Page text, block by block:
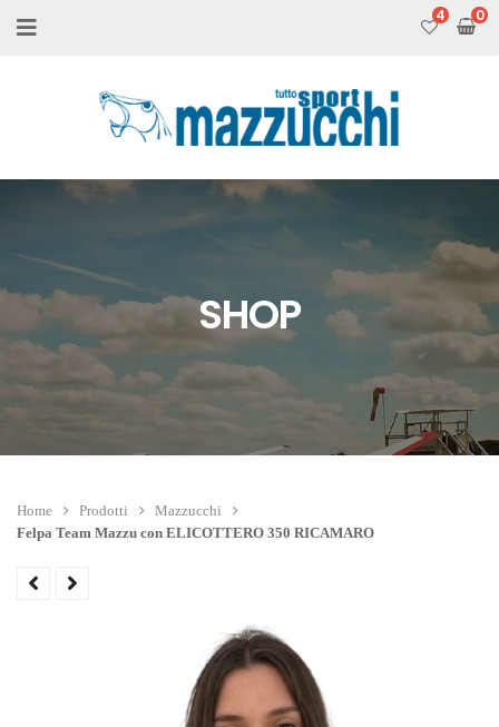
4
SHOP
Home Prodotti
Mazzucchi
Felpa Team Mazzu con ELICOTTERO 350 RICAMARO